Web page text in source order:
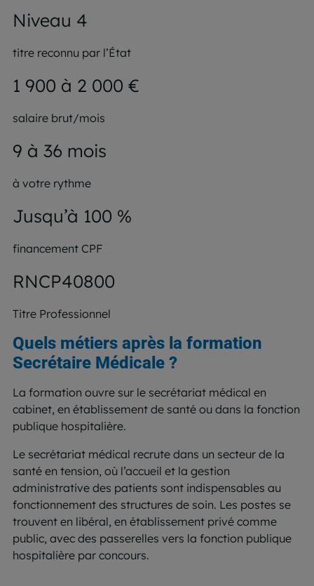
Niveau 4
titre reconnu par l’État
1 900 à 2 000 €
salaire brut/mois
9 à 36 mois
à votre rythme
Jusqu’à 100 %
financement CPF
RNCP40800
Titre Professionnel
Quels métiers après la formation
Secrétaire Médicale ?
La formation ouvre sur le secrétariat médical en
cabinet, en établissement de santé ou dans la fonction
publique hospitalière.
Le secrétariat médical recrute dans un secteur de la
santé en tension, où l’accueil et la gestion
administrative des patients sont indispensables au
fonctionnement des structures de soin. Les postes se
trouvent en libéral, en établissement privé comme
public, avec des passerelles vers la fonction publique
hospitalière par concours.